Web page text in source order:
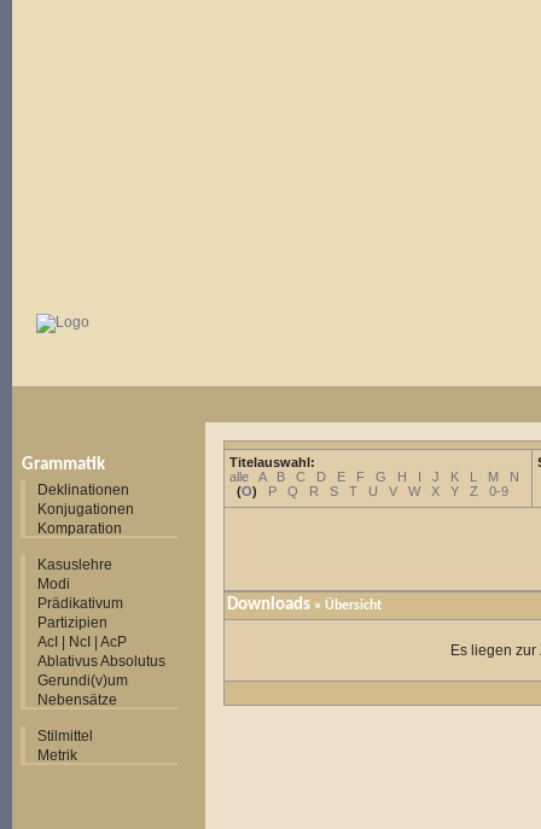
Grammatik
Deklinationen
Konjugationen
Komparation
Kasuslehre
Modi
Prädikativum
Partizipien
AcI | NcI | AcP
Ablativus Absolutus
Gerundi(v)um
Nebensätze
Stilmittel
Metrik
Titelauswahl:
alle
A B C D E F G H I J K L M
N
(O) P Q R S T U V W X Y Z 0-9
Downloads » Übersicht
Es liegen